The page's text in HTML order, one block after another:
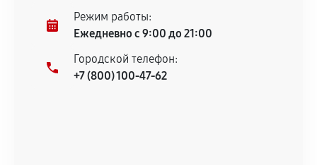
Режим работы:
Ежедневно с 9:00 до 21:00
Городской телефон:
+7 (800) 100-47-62